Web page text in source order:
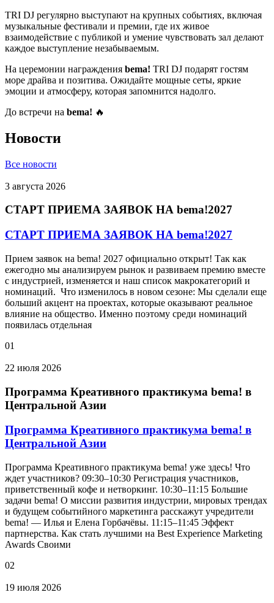
TRI DJ регулярно выступают на крупных событиях, включая
музыкальные фестивали и премии, где их живое
взаимодействие с публикой и умение чувствовать зал делают
каждое выступление незабываемым.
На церемонии награждения bema! TRI DJ подарят гостям
море драйва и позитива. Ожидайте мощные сеты, яркие
эмоции и атмосферу, которая запомнится надолго.
До встречи на bema! 🔥
Новости
Все новости
3 августа 2026
СТАРТ ПРИЕМА ЗАЯВОК НА bema!2027
СТАРТ ПРИЕМА ЗАЯВОК НА bema!2027
Прием заявок на bema! 2027 официально открыт! Так как
ежегодно мы анализируем рынок и развиваем премию вместе
с индустрией, изменяется и наш список макрокатегорий и
номинаций. Что изменилось в новом сезоне: Мы сделали еще
больший акцент на проектах, которые оказывают реальное
влияние на общество. Именно поэтому среди номинаций
появилась отдельная
01
22 июля 2026
Программа Креативного практикума bema! в
Центральной Азии
Программа Креативного практикума bema! в
Центральной Азии
Программа Креативного практикума bema! уже здесь! Что
ждет участников? 09:30–10:30 Регистрация участников,
приветственный кофе и нетворкинг. 10:30–11:15 Большие
задачи bema! О миссии развития индустрии, мировых трендах
и будущем событийного маркетинга расскажут учредители
bema! — Илья и Елена Горбачёвы. 11:15–11:45 Эффект
партнерства. Как стать лучшими на Best Experience Marketing
Awards Своими
02
19 июля 2026